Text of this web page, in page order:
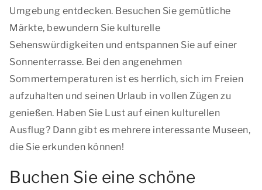
Umgebung entdecken. Besuchen Sie gemütliche
Märkte, bewundern Sie kulturelle
Sehenswürdigkeiten und entspannen Sie auf einer
Sonnenterrasse. Bei den angenehmen
Sommertemperaturen ist es herrlich, sich im Freien
aufzuhalten und seinen Urlaub in vollen Zügen zu
genießen. Haben Sie Lust auf einen kulturellen
Ausflug? Dann gibt es mehrere interessante Museen,
die Sie erkunden können!
Buchen Sie eine schöne